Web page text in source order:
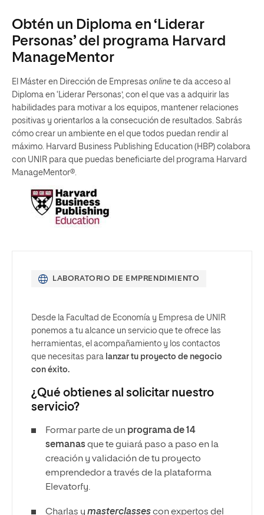
Obtén un Diploma en ‘Liderar
Personas’ del programa Harvard
ManageMentor
El Máster en Dirección de Empresas online te da acceso al
Diploma en ‘Liderar Personas’, con el que vas a adquirir las
habilidades para motivar a los equipos, mantener relaciones
positivas y orientarlos a la consecución de resultados. Sabrás
cómo crear un ambiente en el que todos puedan rendir al
máximo. Harvard Business Publishing Education (HBP) colabora
con UNIR para que puedas beneficiarte del programa Harvard
ManageMentor®.
LABORATORIO DE EMPRENDIMIENTO
Desde la Facultad de Economía y Empresa de UNIR
ponemos a tu alcance un servicio que te ofrece las
herramientas, el acompañamiento y los contactos
que necesitas para lanzar tu proyecto de negocio
con éxito.
¿Qué obtienes al solicitar nuestro
servicio?
Formar parte de un programa de 14
semanasque te guiará paso a paso en la
creación y validación de tu proyecto
emprendedor a través de la plataforma
Elevatorfy.
Charlas y masterclassescon expertos del